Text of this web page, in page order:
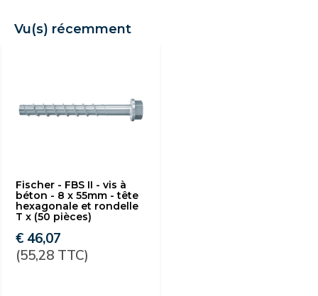
Vu(s) récemment
Fischer - FBS II - vis à
béton - 8 x 55mm - tête
hexagonale et rondelle
T x (50 pièces)
€ 46,07
(55,28 TTC)